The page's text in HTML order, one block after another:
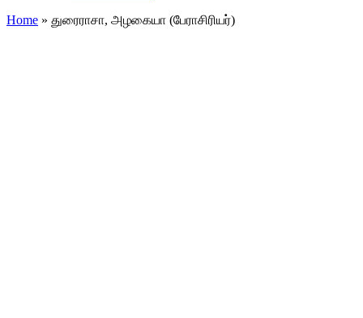
Home » துரைராசா, அழகையா (பேராசிரியர்)